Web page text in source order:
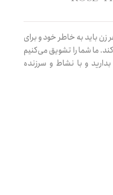
زن باید به خاطر خود و برای
ما شما را تشویق می‌کنیم
و با نشاط و سرزنده